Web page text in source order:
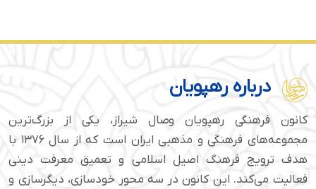
درباره رهپویان
کانون فرهنگی رهپویان وصال شیراز، یکی از بزرگ‌ترین
مجموعه‌های فرهنگی و مذهبی ایران است که از سال ۱۳۷۶ با
هدف ترویج فرهنگ اصیل اسلامی و تعمیق معرفت دینی
فعالیت می‌کند. این کانون در سه محور خودسازی، دیگرسازی و